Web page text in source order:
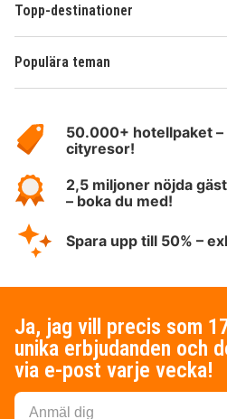
Topp-destinationer
Populära teman
HotelSpecials50.000+ hotellpaket
cityresor!
2,5 miljoner nöjda
– boka du med!
Spara upp till 50% –
Ja, jag vill precis som
unika erbjudanden och
via e-post varje vecka!